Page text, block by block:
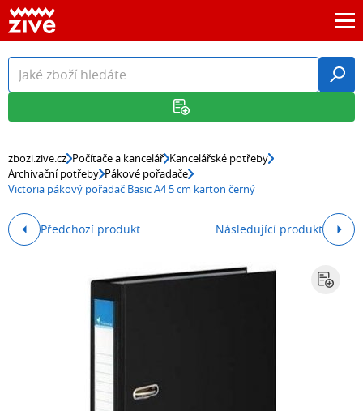
zbozi.zive.cz Počítače a kancelář Kancelářské potřeby
Archivační potřeby Pákové pořadače
Victoria pákový pořadač Basic A4 5 cm karton černý
Předchozí produkt Následující produkt